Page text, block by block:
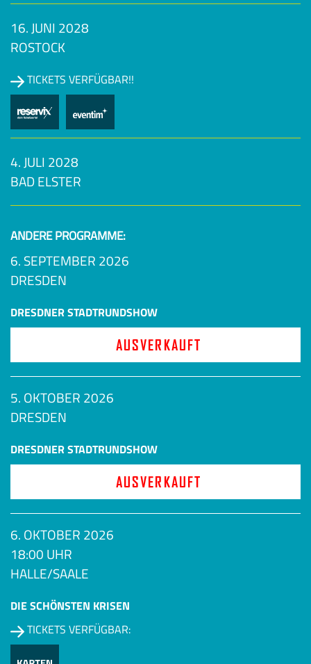
16. JUNI 2028
ROSTOCK
TICKETS VERFÜGBAR!!
4. JULI 2028
BAD ELSTER
ANDERE PROGRAMME:
6. SEPTEMBER 2026
DRESDEN
DRESDNER STADTRUNDSHOW
AUSVERKAUFT
5. OKTOBER 2026
DRESDEN
DRESDNER STADTRUNDSHOW
AUSVERKAUFT
6. OKTOBER 2026
18:00 UHR
HALLE/SAALE
DIE SCHÖNSTEN KRISEN
TICKETS VERFÜGBAR: